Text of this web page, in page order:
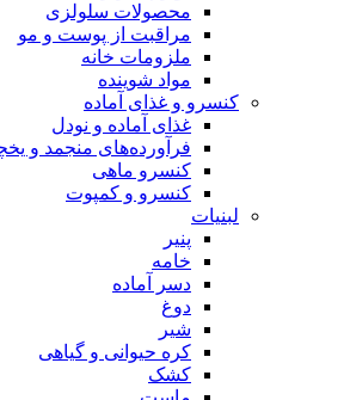
محصولات سلولزی
مراقبت از پوست و مو
ملزومات خانه
مواد شوینده
کنسرو و غذای آماده
غذای آماده و نودل
فرآورده‌های منجمد و
کنسرو ماهی
کنسرو و کمپوت
لبنیات
پنیر
خامه
دسر آماده
دوغ
شیر
کره حیوانی و گیاهی
کشک